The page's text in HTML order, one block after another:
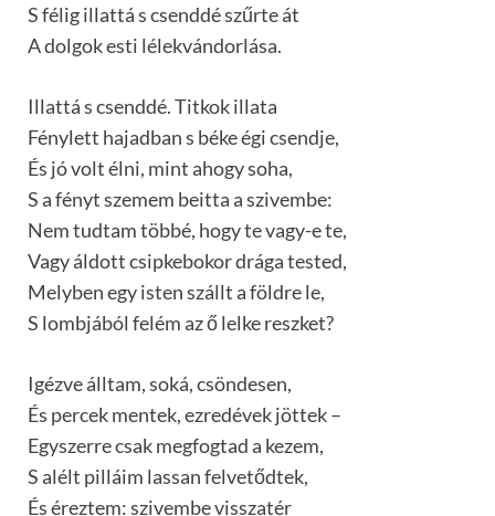
S félig illattá s csenddé szűrte át
A dolgok esti lélekvándorlása.
Illattá s csenddé. Titkok illata
Fénylett hajadban s béke égi csendje,
És jó volt élni, mint ahogy soha,
S a fényt szemem beitta a szivembe:
Nem tudtam többé, hogy te vagy-e te,
Vagy áldott csipkebokor drága tested,
Melyben egy isten szállt a földre le,
S lombjából felém az ő lelke reszket?
Igézve álltam, soká, csöndesen,
És percek mentek, ezredévek jöttek –
Egyszerre csak megfogtad a kezem,
S alélt pilláim lassan felvetődtek,
És éreztem: szivembe visszatér